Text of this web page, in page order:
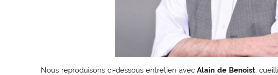
Nous reproduisons ci-dessous entretien avecAlain de Benoist,